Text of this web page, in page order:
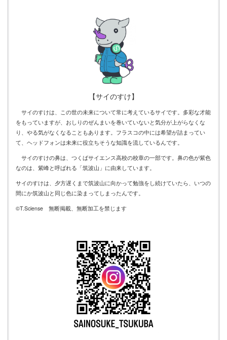
【サイのすけ】
サイのすけは、この世の未来について常に考えているサイです。多彩な才能
をもっていますが、おしりのぜんまいを巻いていないと気分が上がらなくな
り、やる気がなくなることもあります。フラスコの中には希望が詰まってい
て、ヘッドフォンは未来に役立ちそうな知識を流しているんです。
サイのすけの鼻は、つくばサイエンス高校の校章の一部です。鼻の色が紫色
なのは、紫峰と呼ばれる「筑波山」に由来しています。
サイのすけは、夕方遅くまで筑波山に向かって勉強をし続けていたら、いつの
間にか筑波山と同じ色に染まってしまったんです。
©T.Sciense 無断掲載、無断加工を禁じます